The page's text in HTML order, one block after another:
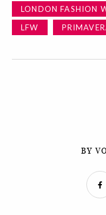
LONDON FASHION
LFW
BY